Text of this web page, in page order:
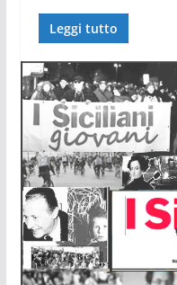
Leggi tutto